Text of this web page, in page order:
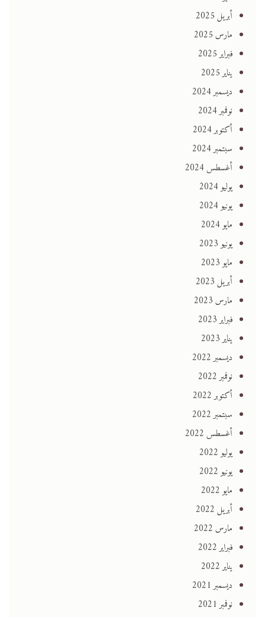
أبريل 2025
مارس 2025
فبراير 2025
يناير 2025
ديسمبر 2024
نوفمبر 2024
أكتوبر 2024
سبتمبر 2024
أغسطس 2024
يوليو 2024
يونيو 2024
مايو 2024
يونيو 2023
مايو 2023
أبريل 2023
مارس 2023
فبراير 2023
يناير 2023
ديسمبر 2022
نوفمبر 2022
أكتوبر 2022
سبتمبر 2022
أغسطس 2022
يوليو 2022
يونيو 2022
مايو 2022
أبريل 2022
مارس 2022
فبراير 2022
يناير 2022
ديسمبر 2021
نوفمبر 2021